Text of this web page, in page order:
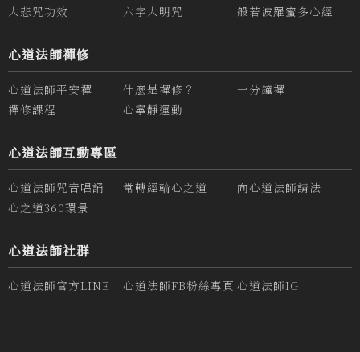
大悲咒功效
六字大明咒 般若波羅蜜多心經
心道法師禪修
心道法師平安禪 什麼是禪修？
一分鐘禪
禪修課程
心寧靜運動
心道法師互動專區
心道法師咒音唱誦 常轉經輪心之道
向心道法師請法
心之道360環景
心道法師社群
心道法師官方LINE 心道法師FB粉絲專頁 心道法師IG